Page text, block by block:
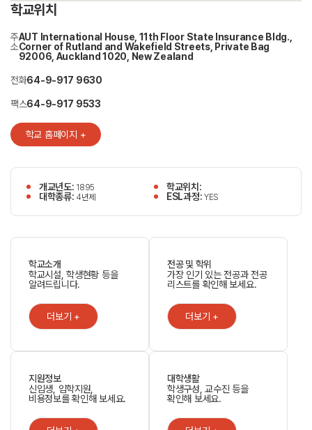
학교위치
주
소
AUT International House, 11th Floor State Insurance Bldg.,
Corner of Rutland and Wakefield Streets, Private Bag
92006, Auckland 1020, New Zealand
전화64-9-917 9630
팩스64-9-917 9533
학교 홈페이지 +
개교년도: 1895
학교위치:
대학종류: 4년제 ESL과정:YES
학교소개
학교시설, 학생현황 등을
알려드립니다.
더보기 +
전공 및 학위
가장 인기 있는 전공과 전공
리스트를 확인해 보세요.
더보기 +
지원정보
신입생, 입학지원,
비용정보를 확인해 보세요.
대학생활
학생구성, 교수진 등을
확인해 보세요.